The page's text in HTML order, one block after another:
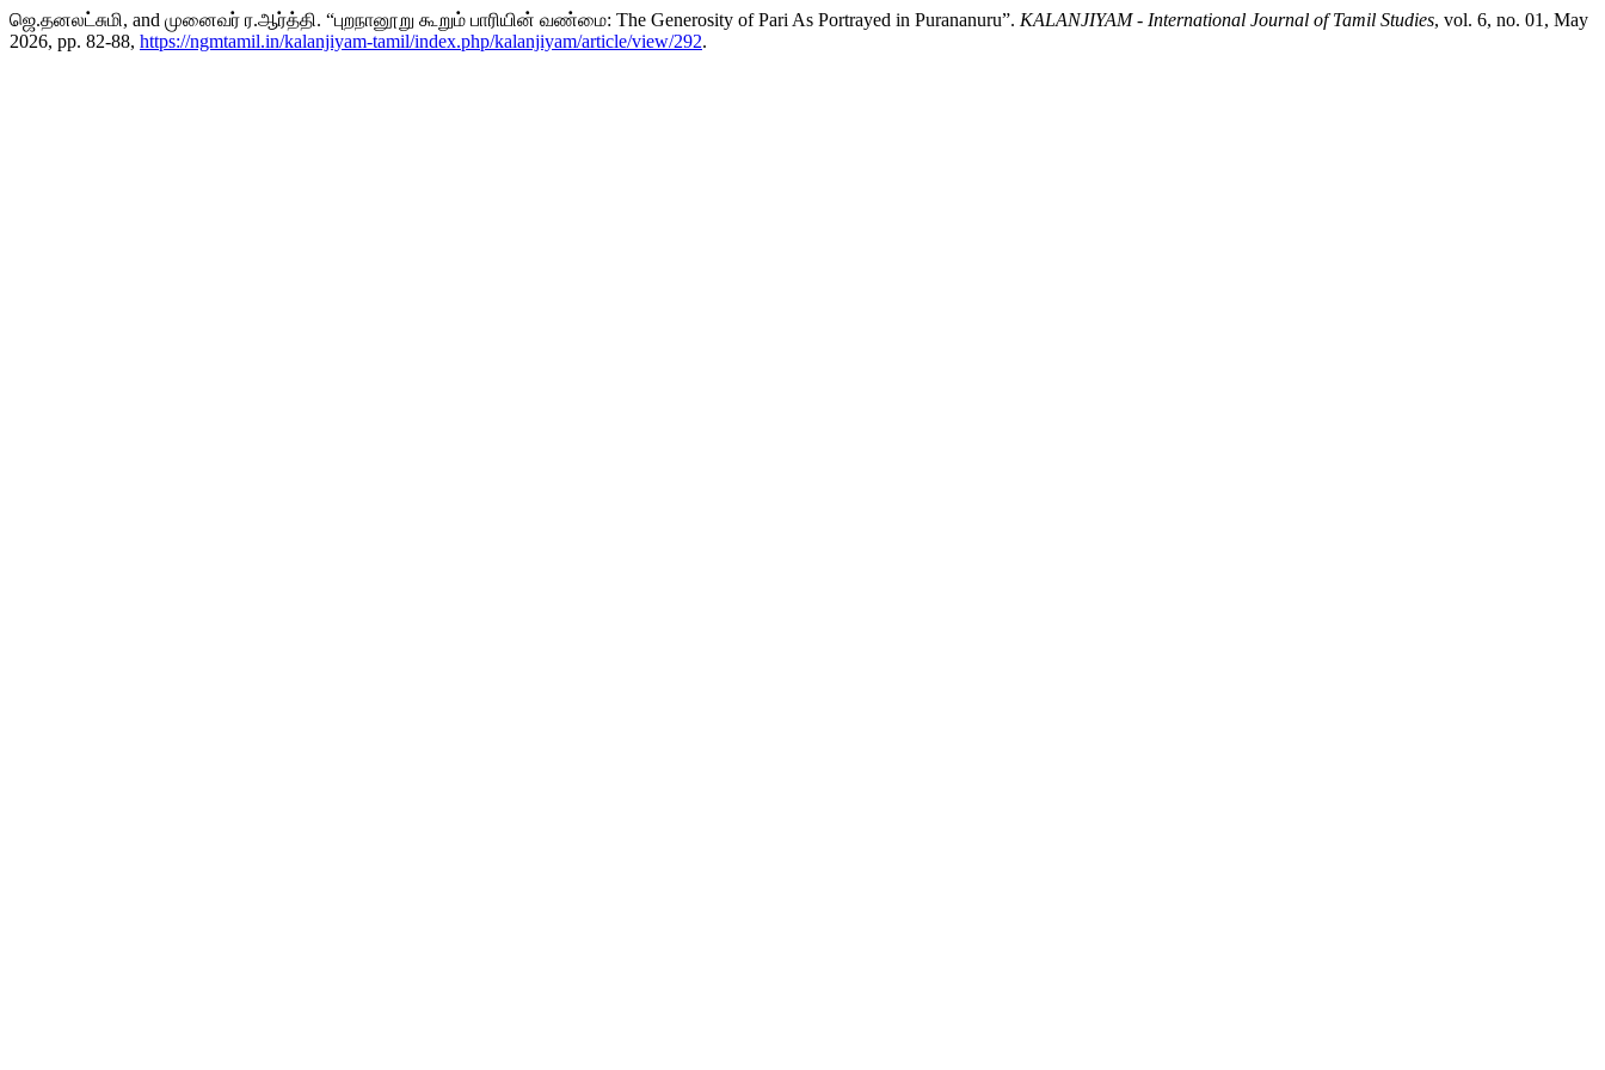
ஜெ.தனலட்சுமி, and முனைவர் ர.ஆர்த்தி. “புறநானூறு கூறும் பாரியின் வண்மை: The Generosity of Pari As Portrayed in Purananuru”. KALANJIYAM - International Journal of Tamil Studies, vol. 6, no. 01, May
2026, pp. 82-88, https://ngmtamil.in/kalanjiyam-tamil/index.php/kalanjiyam/article/view/292.